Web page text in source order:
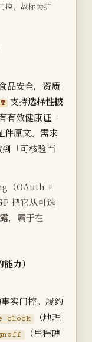
控，故标为扩
品安全，资质
支持选择性披
有效健康证 =
件原文。需求
「可核验而
（OAuth +
把它从可选
，属于在
力）
实门控。履约
（地理
（里程碑